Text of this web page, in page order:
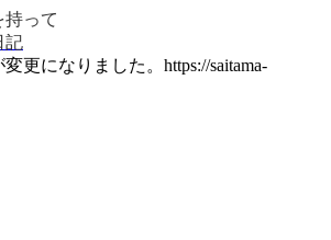
って
更になりました。https://saitama-